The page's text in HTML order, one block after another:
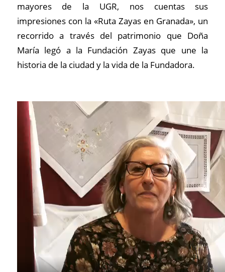
mayores de la UGR, nos cuentas sus
impresiones con la «Ruta Zayas en Granada», un
recorrido a través del patrimonio que Doña
María legó a la Fundación Zayas que une la
historia de la ciudad y la vida de la Fundadora.